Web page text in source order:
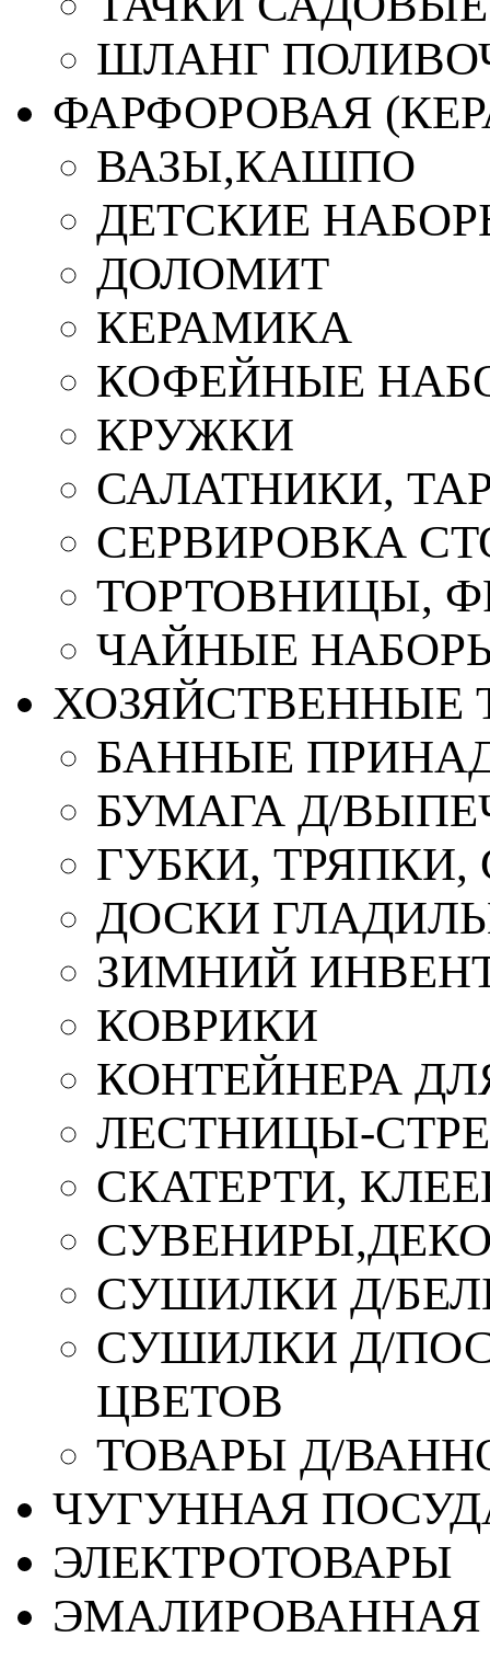
ШЛАНГ
ФАРФОРОВАЯ
ВАЗЫ,КАШПО
ДЕТСКИЕ
ДОЛОМИТ
КЕРАМИКА
КОФЕЙНЫЕ
КРУЖКИ
САЛАТНИКИ,
СЕРВИРОВКА
ТОРТОВНИЦЫ,
ЧАЙНЫЕ
ХОЗЯЙСТВЕННЫЕ
БАННЫЕ
БУМАГА Д/
ГУБКИ,
ДОСКИ
ЗИМНИЙ
КОВРИКИ
КОНТЕЙНЕРА
ЛЕСТНИЦЫ-
СКАТЕРТИ,
СУШИЛКИ Д/
СУШИЛКИ Д/
ЦВЕТОВ
ТОВАРЫ Д/
ЧУГУННАЯ
ЭЛЕКТРОТОВАРЫ
ЭМАЛИРОВАННАЯ